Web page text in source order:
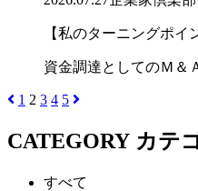
【私のターニングポ
資金調達としてのＭ＆
1 2 3 4 5
CATEGORY カテ
すべて